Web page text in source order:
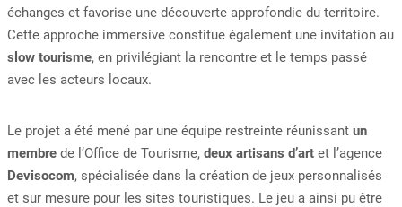
échanges et favorise une découverte approfondie du territoire.
Cette approche immersive constitue également une invitation au
slow tourisme, en privilégiant la rencontre et le temps passé
avec les acteurs locaux.
Le projet a été mené par une équipe restreinte réunissant un
membre de l’Office de Tourisme, deux artisans d’art et l’agence
Devisocom, spécialisée dans la création de jeux personnalisés
et sur mesure pour les sites touristiques. Le jeu a ainsi pu être